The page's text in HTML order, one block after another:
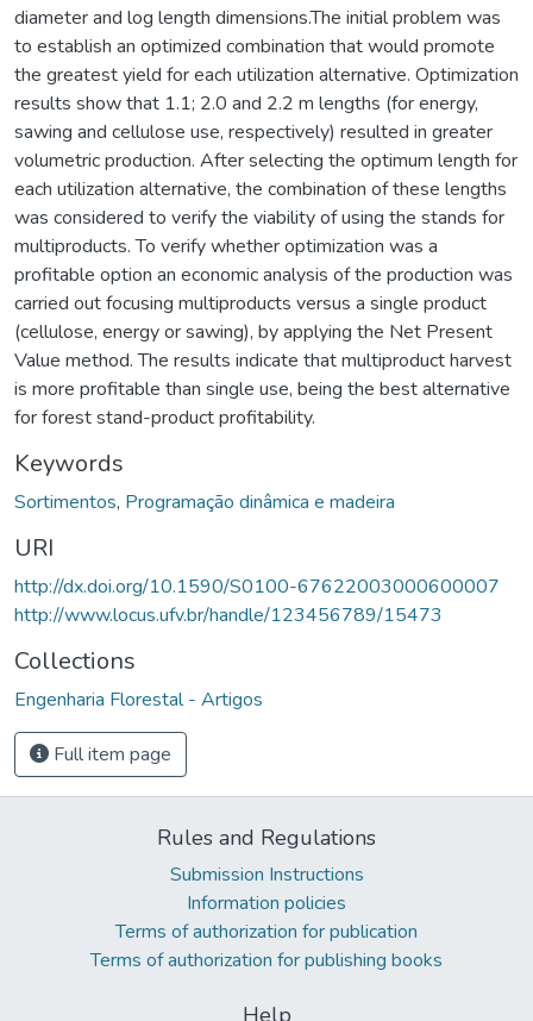
diameter and log length dimensions.The initial problem was
to establish an optimized combination that would promote
the greatest yield for each utilization alternative. Optimization
results show that 1.1; 2.0 and 2.2 m lengths (for energy,
sawing and cellulose use, respectively) resulted in greater
volumetric production. After selecting the optimum length for
each utilization alternative, the combination of these lengths
was considered to verify the viability of using the stands for
multiproducts. To verify whether optimization was a
profitable option an economic analysis of the production was
carried out focusing multiproducts versus a single product
(cellulose, energy or sawing), by applying the Net Present
Value method. The results indicate that multiproduct harvest
is more profitable than single use, being the best alternative
for forest stand-product profitability.
Keywords
Sortimentos, Programação dinâmica e madeira
URI
http://dx.doi.org/10.1590/S0100-67622003000600007
http://www.locus.ufv.br/handle/123456789/15473
Collections
Engenharia Florestal - Artigos
Full item page
Rules and Regulations
Submission Instructions
Information policies
Terms of authorization for publication
Terms of authorization for publishing books
Help